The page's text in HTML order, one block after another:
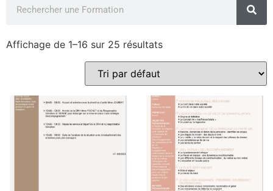
Affichage de 1–16 sur 25 résultats